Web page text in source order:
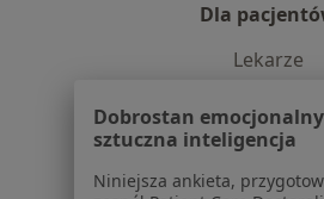
Dla
Lekarze
Pytania i
Usługi i zabiegi
Choroby
Dobrostan
sztuczna inteligencja
Niniejsza ankieta,